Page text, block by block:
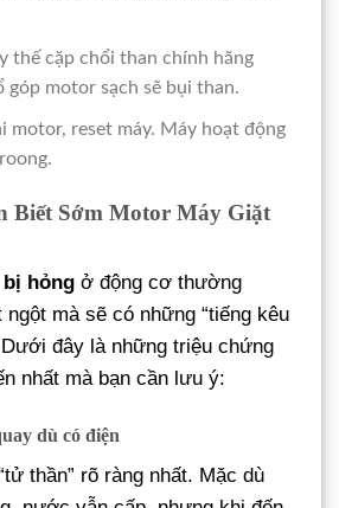
thế cặp chổi than chính hãng
góp motor sạch sẽ bụi than.
motor, reset máy. Máy hoạt động
Biết Sớm Motor Máy Giặt
hỏng ở động cơ thường
ngột mà sẽ có những “tiếng kêu
đây là những triệu chứng
nhất mà bạn cần lưu ý:
dù có điện
thần” rõ ràng nhất. Mặc dù